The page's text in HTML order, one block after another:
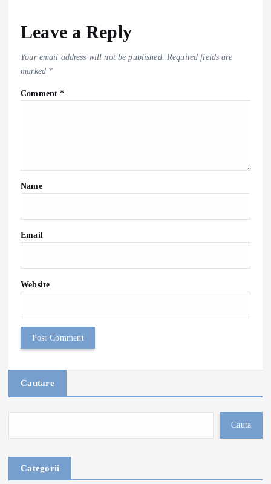
Leave a Reply
Your email address will not be published. Required fields are
marked *
Comment*
Name
Email
Website
Cautare
Cauta
Categorii